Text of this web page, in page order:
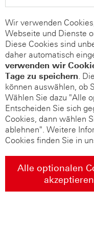
Wir verwenden
Webseite und Dienste
Diese Cookies sind
daher automatisch
verwenden wir
Tage zu speichern.
können auswählen, ob
Wählen Sie dazu "Alle
Entscheiden Sie sich
Cookies, dann wählen
ablehnen". Weitere
Cookies finden Sie in
Alle optionalen
akzeptieren